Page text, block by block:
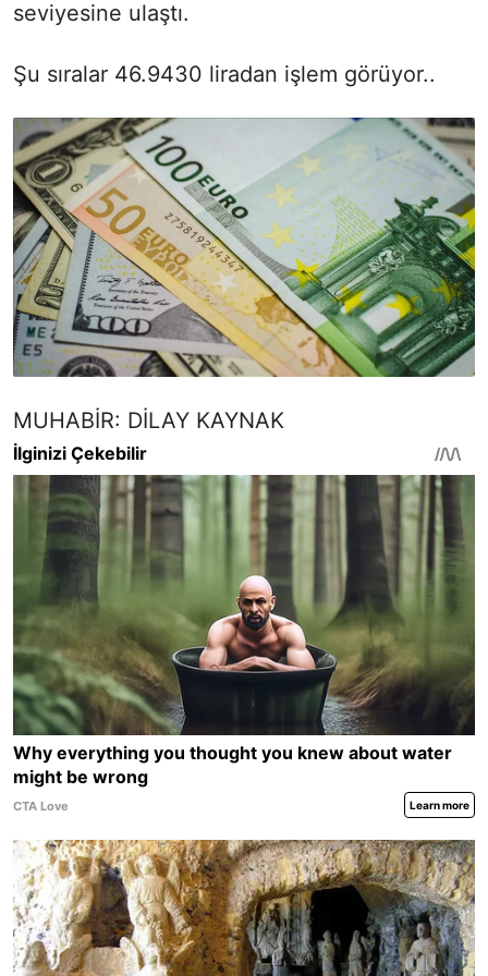
seviyesine ulaştı.
Şu sıralar 46.9430 liradan işlem görüyor..
MUHABİR: DİLAY KAYNAK